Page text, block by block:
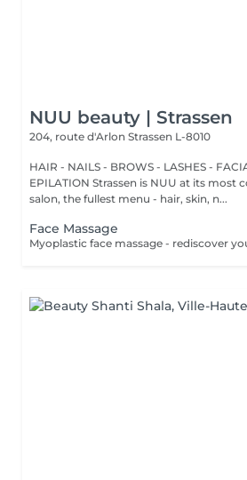
NUU beauty | Strassen
204, route d'Arlon Strassen L-8010
HAIR - NAILS - BROWS - LASHES -
EPILATION Strassen is NUU at its most
salon, the fullest menu - hair, skin, n...
Face Massage